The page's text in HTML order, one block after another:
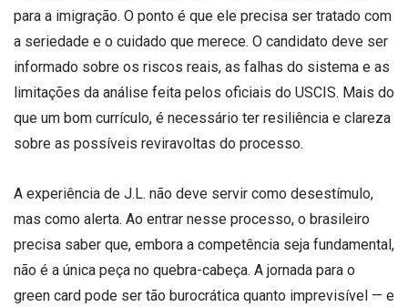
para a imigração. O ponto é que ele precisa ser tratado com
a seriedade e o cuidado que merece. O candidato deve ser
informado sobre os riscos reais, as falhas do sistema e as
limitações da análise feita pelos oficiais do USCIS. Mais do
que um bom currículo, é necessário ter resiliência e clareza
sobre as possíveis reviravoltas do processo.
A experiência de J.L. não deve servir como desestímulo,
mas como alerta. Ao entrar nesse processo, o brasileiro
precisa saber que, embora a competência seja fundamental,
não é a única peça no quebra-cabeça. A jornada para o
green card pode ser tão burocrática quanto imprevisível — e